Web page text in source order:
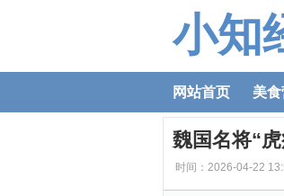
小知
网站首页 美
魏国名将“
时间：2026-04-22